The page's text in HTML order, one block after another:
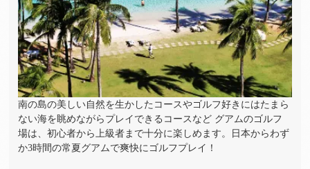
南の島の美しい自然を生かしたコースやゴルフ好きにはたまら
ない海を眺めながらプレイできるコースなど グアムのゴルフ
場は、初心者から上級者まで十分に楽しめます。日本からわず
か3時間の常夏グアムで爽快にゴルフプレイ！